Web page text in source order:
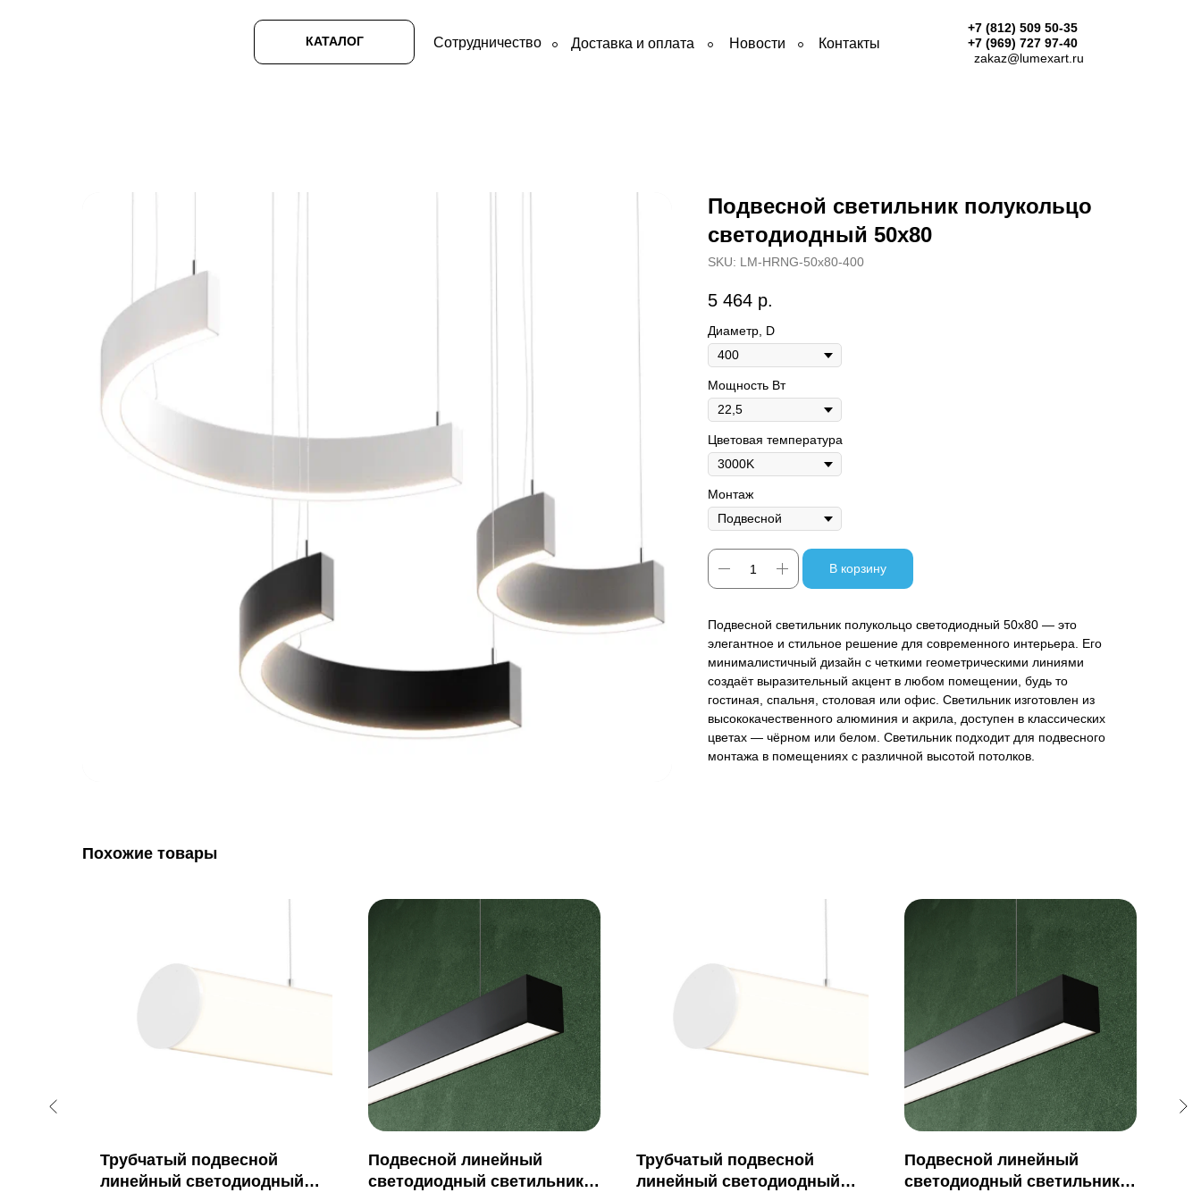
КАТАЛОГ Сотрудничество Доставка и оплата Новости Контакты
+7 (812) 509 50-35
+7 (969) 727 97-40
zakaz@lumexart.ru
Подвесной светильник полукольцо
светодиодный 50х80
SKU: LM-HRNG-50х80-400
5 464 р.
Диаметр, D
Мощность Вт
Цветовая температура
Монтаж
В корзину
Подвесной светильник полукольцо светодиодный 50х80 — это
элегантное и стильное решение для современного интерьера. Его
минималистичный дизайн с четкими геометрическими линиями
создаёт выразительный акцент в любом помещении, будь то
гостиная, спальня, столовая или офис. Светильник изготовлен из
высококачественного алюминия и акрила, доступен в классических
цветах — чёрном или белом. Светильник подходит для подвесного
монтажа в помещениях с различной высотой потолков.
Похожие товары
Трубчатый подвесной
линейный светодиодный
Подвесной линейный
светодиодный светильник
Трубчатый подвесной
линейный светодиодный
Подвесной линейный
светодиодный светильник